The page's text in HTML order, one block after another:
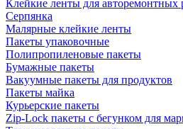
Клейкие ленты для авторемонтных
Серпянка
Малярные клейкие ленты
Пакеты упаковочные
Полипропиленовые пакеты
Бумажные пакеты
Вакуумные пакеты для продуктов
Пакеты майка
Курьерские пакеты
Zip-Lock пакеты с бегунком для